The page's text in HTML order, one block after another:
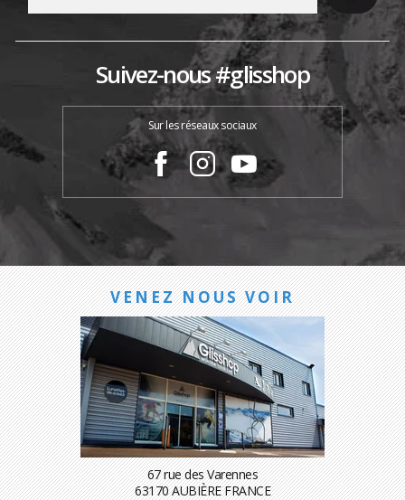
Suivez-nous #glisshop
Sur les réseaux sociaux
VENEZ NOUS VOIR
67 rue des Varennes
63170 AUBIÈRE FRANCE